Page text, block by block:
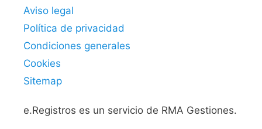
Aviso legal
Política de privacidad
Condiciones generales
Cookies
Sitemap
e.Registros es un servicio de RMA Gestiones.